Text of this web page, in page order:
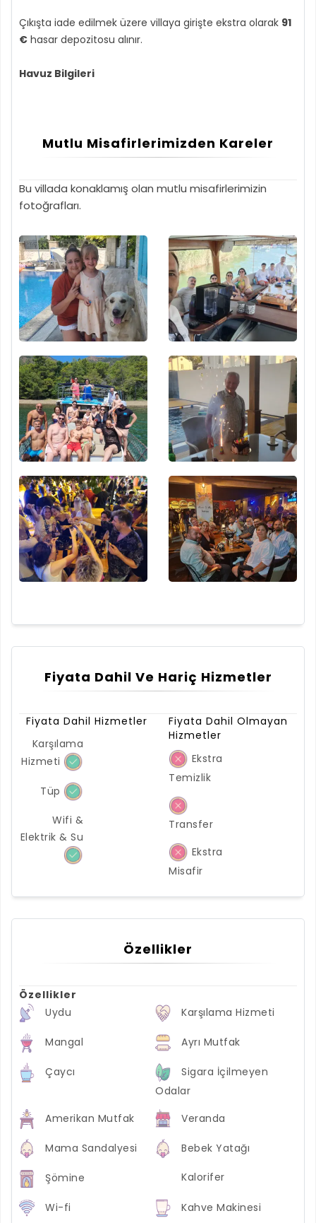
Çıkışta iade edilmek üzere villaya girişte ekstra olarak 91
€ hasar depozitosu alınır.
Havuz Bilgileri
Mutlu Misafirlerimizden Kareler
Bu villada konaklamış olan mutlu misafirlerimizin
fotoğrafları.
Fiyata Dahil Ve Hariç Hizmetler
Fiyata Dahil Hizmetler
Karşılama
Hizmeti
Tüp
Wifi &
Elektrik & Su
Fiyata Dahil Olmayan
Hizmetler
Ekstra
Temizlik
Transfer
Ekstra
Misafir
Özellikler
Özellikler
Uydu
Karşılama Hizmeti
Mangal Ayrı Mutfak
Çaycı
Sigara İçilmeyen
Odalar
Amerikan Mutfak
Veranda
Mama Sandalyesi Bebek Yatağı
Şömine Kalorifer
Wi-fi Kahve Makinesi